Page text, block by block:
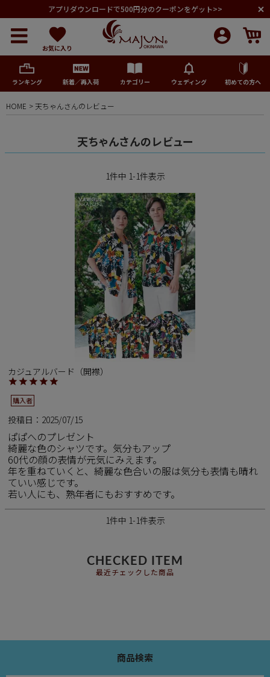
アプリダウンロードで500円分のクーポンをゲット>>
お気に入り
ランキング 新着／再入荷 カテゴリー ウェディング 初めての方へ
メンズ
アウトレット
サイズから探す
レーベルから探す
HOME 天ちゃんさんのレビュー
天ちゃんさんのレビュー
1件中 1-1件表示
カジュアルバード（開襟）
購入者
投稿日 2025/07/15
ぱぱへのプレゼント
綺麗な色のシャツです。気分もアップ
60代の顔の表情が元気にみえます。
年を重ねていくと、綺麗な色合いの服は気分も表情も晴れ
ていい感じです。
若い人にも、熟年者にもおすすめです。
1件中 1-1件表示
CHECKED ITEM
最近チェックした商品
商品検索